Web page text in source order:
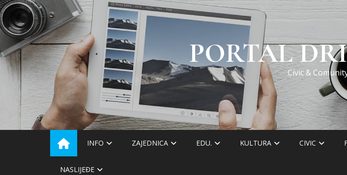
Skip
to
content
PORTAL
Civic &
INFO ZAJEDNICA EDU. KULTURA CIVIC
NASLIJEĐE